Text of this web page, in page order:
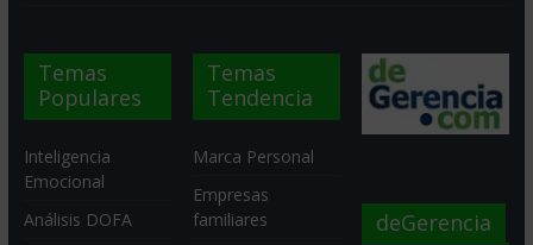
Temas
Populares
Inteligencia
Emocional
Análisis DOFA
Temas
Tendencia
Marca Personal
Empresas
familiares
deGerencia